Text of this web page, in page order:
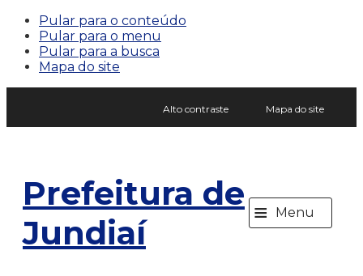
Pular para o conteúdo
Pular para o menu
Pular para a busca
Mapa do site
Alto contraste Mapa do site
Prefeitura de
Jundiaí
≡ Menu